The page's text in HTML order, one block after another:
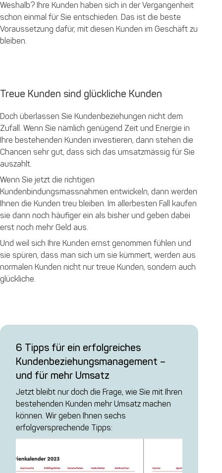
Weshalb? Ihre Kunden haben sich in der Vergangenheit
schon einmal für Sie entschieden. Das ist die beste
Voraussetzung dafür, mit diesen Kunden im Geschäft zu
bleiben.
Treue Kunden sind glückliche Kunden
Doch überlassen Sie Kundenbeziehungen nicht dem
Zufall. Wenn Sie nämlich genügend Zeit und Energie in
Ihre bestehenden Kunden investieren, dann stehen die
Chancen sehr gut, dass sich das umsatzmässig für Sie
auszahlt.
Wenn Sie jetzt die richtigen
Kundenbindungsmassnahmen entwickeln, dann werden
Ihnen die Kunden treu bleiben. Im allerbesten Fall kaufen
sie dann noch häufiger ein als bisher und geben dabei
erst noch mehr Geld aus.
Und weil sich Ihre Kunden ernst genommen fühlen und
sie spüren, dass man sich um sie kümmert, werden aus
normalen Kunden nicht nur treue Kunden, sondern auch
glückliche.
6 Tipps für ein erfolgreiches
Kundenbeziehungsmanagement –
und für mehr Umsatz
Jetzt bleibt nur doch die Frage, wie Sie mit Ihren
bestehenden Kunden mehr Umsatz machen
können. Wir geben Ihnen sechs
erfolgversprechende Tipps: